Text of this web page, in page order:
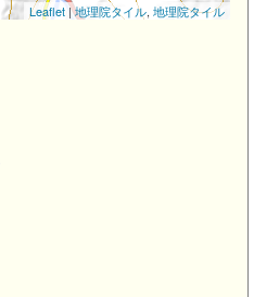
Leaflet|地理院タイル, 地理院タイル